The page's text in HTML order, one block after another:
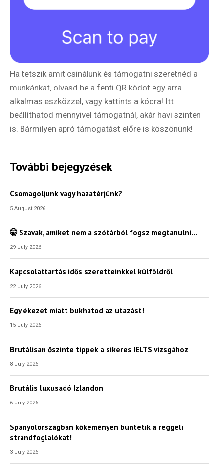
Ha tetszik amit csinálunk és támogatni szeretnéd a
munkánkat, olvasd be a fenti QR kódot egy arra
alkalmas eszközzel, vagy kattints a kódra! Itt
beállíthatod mennyivel támogatnál, akár havi szinten
is. Bármilyen apró támogatást előre is köszönünk!
További bejegyzések
Csomagoljunk vagy hazatérjünk?
5 August 2026
🤫 Szavak, amiket nem a szótárból fogsz megtanulni…
29 July 2026
Kapcsolattartás idős szeretteinkkel külföldről
22 July 2026
Egy ékezet miatt bukhatod az utazást!
15 July 2026
Brutálisan őszinte tippek a sikeres IELTS vizsgához
8 July 2026
Brutális luxusadó Izlandon
6 July 2026
Spanyolországban kőkeményen büntetik a reggeli
strandfoglalókat!
3 July 2026